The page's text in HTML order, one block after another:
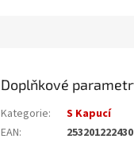
Doplňkové
Kategorie:
S Kapucí
EAN: